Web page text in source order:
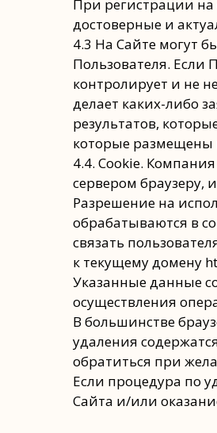
При регистрации на
достоверные и
4.3 На Сайте могут
Пользователя. Если
контролирует и не
делает каких-либо
результатов,
которые размещены
4.4. Сookie.
сервером браузеру,
Разрешение на
обрабатываются в
связать
к текущему домену
Указанные данные
осуществления
В большинстве
удаления
обратиться при
Если процедура по
Сайта и/или